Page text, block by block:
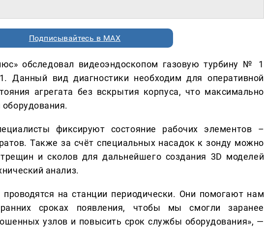
Подписывайтесь в MAX
обследовал видеоэндоскопом газовую турбину № 1
Данный вид диагностики необходим для оперативной
агрегата без вскрытия корпуса, что максимально
фиксируют состояние рабочих элементов –
Также за счёт специальных насадок к зонду можно
и сколов для дальнейшего создания 3D моделей
анализ.
на станции периодически. Они помогают нам
сроках появления, чтобы мы смогли заранее
узлов и повысить срок службы оборудования», —